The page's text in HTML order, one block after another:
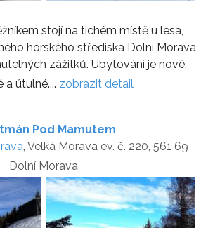
stojí na tichém místě u lesa,
horského střediska Dolní Morava
zážitků. Ubytování je nové,
útulné.... zobrazit detail
Pod Mamutem
, Velká Morava ev. č. 220, 561 69
Dolní Morava